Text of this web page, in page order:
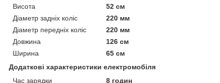
Висота
52 см
Діаметр задніх коліс
220 мм
Діаметр передніх коліс
220 мм
Довжина
126 см
Ширина
65 см
Додаткові характеристики електромобіля
Час зарядки
8 годин